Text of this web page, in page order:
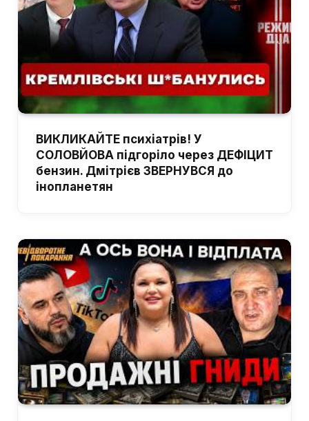
ВИКЛИКАЙТЕ психіатрів! У
СОЛОВЙОВА підгоріло через ДЕФІЦИТ
бензин. Дмітрієв ЗВЕРНУВСЯ до
інопланетян